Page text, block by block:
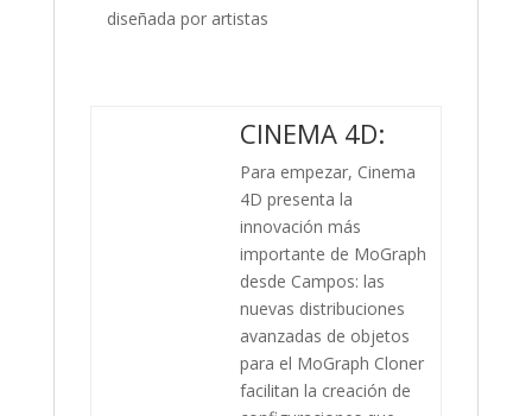
diseñada por artistas
CINEMA 4D:
Para empezar, Cinema
4D presenta la
innovación más
importante de MoGraph
desde Campos: las
nuevas distribuciones
avanzadas de objetos
para el MoGraph Cloner
facilitan la creación de